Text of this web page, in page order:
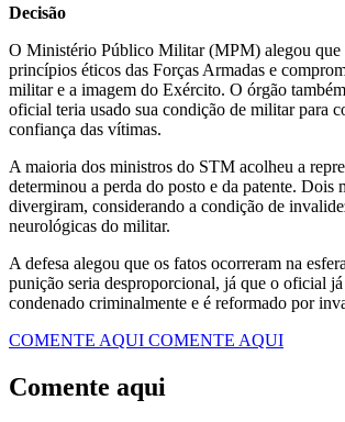
Decisão
O Ministério Público Militar (MPM) alegou que
princípios éticos das Forças Armadas e
militar e a imagem do Exército. O órgão
oficial teria usado sua condição de militar para
confiança das vítimas.
A maioria dos ministros do STM acolheu a
determinou a perda do posto e da patente. Dois
divergiram, considerando a condição de
neurológicas do militar.
A defesa alegou que os fatos ocorreram na
punição seria desproporcional, já que o oficial
condenado criminalmente e é reformado por
COMENTE AQUI COMENTE AQUI
Comente aqui